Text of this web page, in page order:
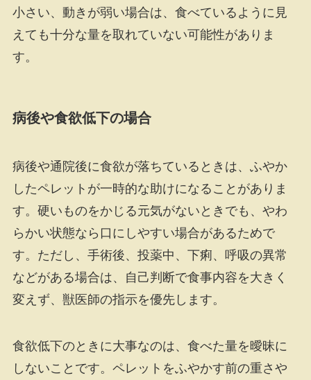
小さい、動きが弱い場合は、食べているように見
えても十分な量を取れていない可能性がありま
す。
病後や食欲低下の場合
病後や通院後に食欲が落ちているときは、ふやか
したペレットが一時的な助けになることがありま
す。硬いものをかじる元気がないときでも、やわ
らかい状態なら口にしやすい場合があるためで
す。ただし、手術後、投薬中、下痢、呼吸の異常
などがある場合は、自己判断で食事内容を大きく
変えず、獣医師の指示を優先します。
食欲低下のときに大事なのは、食べた量を曖昧に
しないことです。ペレットをふやかす前の重さや